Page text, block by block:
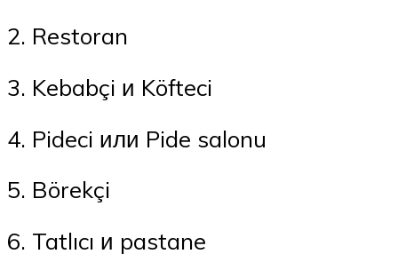
2. Restoran
3. Kebabçi и Köfteci
4. Pideci или Pide salonu
5. Börekçi
6. Tatlıcı и pastane